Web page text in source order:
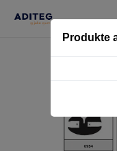
Produkte